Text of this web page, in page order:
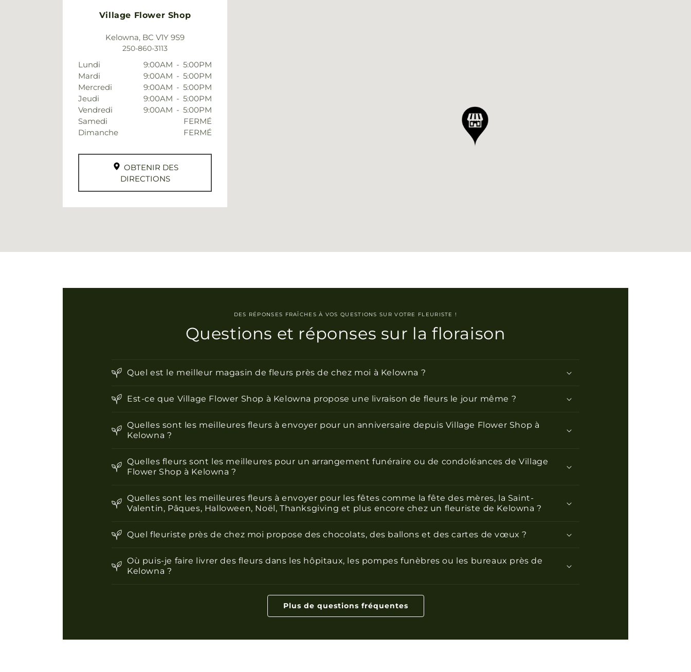
Village Flower Shop
Kelowna, BC V1Y 9S9
250-860-3113
Lundi 9:00AM - 5:00PM
Mardi
9:00AM - 5:00PM
Mercredi
9:00AM - 5:00PM
Jeudi
9:00AM - 5:00PM
Vendredi
9:00AM - 5:00PM
Samedi
FERMÉ
Dimanche
FERMÉ
OBTENIR DES
DIRECTIONS
DES RÉPONSES FRAÎCHES À VOS QUESTIONS SUR VOTRE FLEURISTE !
Questions et réponses sur la floraison
Quel est le meilleur magasin de fleurs près de chez moi à Kelowna ?
Est-ce que Village Flower Shop à Kelowna propose une livraison de fleurs le jour même ?
Quelles sont les meilleures fleurs à envoyer pour un anniversaire depuis Village Flower Shop à
Kelowna ?
Quelles fleurs sont les meilleures pour un arrangement funéraire ou de condoléances de Village
Flower Shop à Kelowna ?
Quelles sont les meilleures fleurs à envoyer pour les fêtes comme la fête des mères, la Saint-
Valentin, Pâques, Halloween, Noël, Thanksgiving et plus encore chez un fleuriste de Kelowna ?
Quel fleuriste près de chez moi propose des chocolats, des ballons et des cartes de vœux ?
Où puis-je faire livrer des fleurs dans les hôpitaux, les pompes funèbres ou les bureaux près de
Kelowna ?
Plus de questions fréquentes